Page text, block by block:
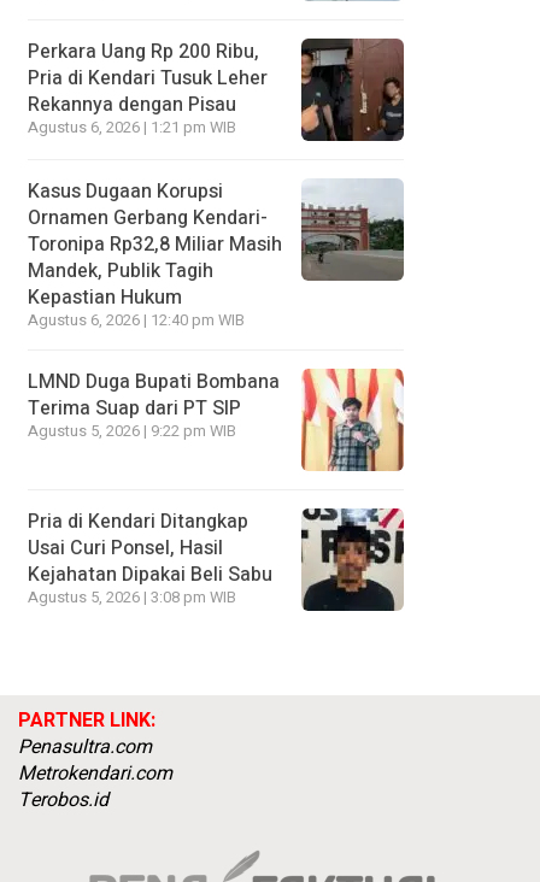
Perkara Uang Rp 200 Ribu,
Pria di Kendari Tusuk Leher
Rekannya dengan Pisau
Agustus 6, 2026 | 1:21 pm WIB
Kasus Dugaan Korupsi
Ornamen Gerbang Kendari-
Toronipa Rp32,8 Miliar Masih
Mandek, Publik Tagih
Kepastian Hukum
Agustus 6, 2026 | 12:40 pm WIB
LMND Duga Bupati Bombana
Terima Suap dari PT SIP
Agustus 5, 2026 | 9:22 pm WIB
Pria di Kendari Ditangkap
Usai Curi Ponsel, Hasil
Kejahatan Dipakai Beli Sabu
Agustus 5, 2026 | 3:08 pm WIB
PARTNER LINK:
Penasultra.com
Metrokendari.com
Terobos.id